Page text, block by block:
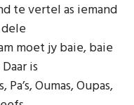
te vertel as iemand
moet jy baie, baie
is
Oumas, Oupas,